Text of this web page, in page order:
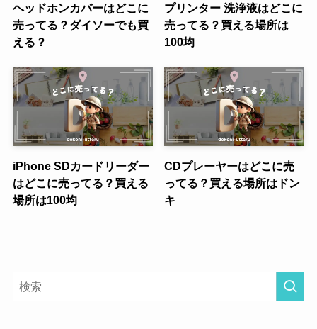
ヘッドホンカバーはどこに
売ってる？ダイソーでも買
える？
プリンター 洗浄液はどこに
売ってる？買える場所は
100均
iPhone SDカードリーダー
はどこに売ってる？買える
場所は100均
CDプレーヤーはどこに売
ってる？買える場所はドン
キ